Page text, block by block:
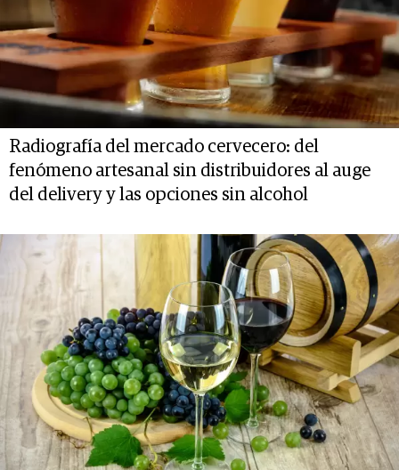
Radiografía del mercado cervecero: del
fenómeno artesanal sin distribuidores al auge
del delivery y las opciones sin alcohol